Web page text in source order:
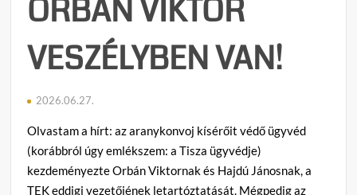
ORBÁN VIKTOR
VESZÉLYBEN VAN!
2026.06.27.
Olvastam a hírt: az aranykonvoj kísérőit védő ügyvéd
(korábbról úgy emlékszem: a Tisza ügyvédje)
kezdeményezte Orbán Viktornak és Hajdú Jánosnak, a
TEK eddigi vezetőjének letartóztatását. Mégpedig az